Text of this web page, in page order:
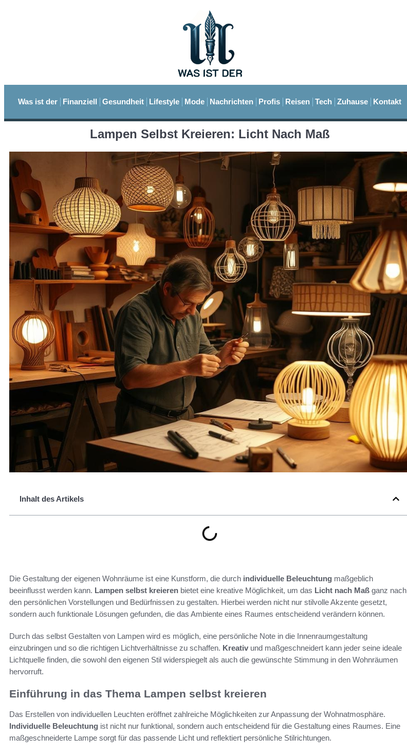
Was ist der Finanziell Gesundheit Lifestyle Mode Nachrichten Profis Reisen Tech Zuhause Kontakt
Lampen Selbst Kreieren: Licht Nach Maß
Inhalt des Artikels
Die Gestaltung der eigenen Wohnräume ist eine Kunstform, die durch individuelle Beleuchtung maßgeblich
beeinflusst werden kann. Lampen selbst kreieren bietet eine kreative Möglichkeit, um das Licht nach Maß ganz nach
den persönlichen Vorstellungen und Bedürfnissen zu gestalten. Hierbei werden nicht nur stilvolle Akzente gesetzt,
sondern auch funktionale Lösungen gefunden, die das Ambiente eines Raumes entscheidend verändern können.
Durch das selbst Gestalten von Lampen wird es möglich, eine persönliche Note in die Innenraumgestaltung
einzubringen und so die richtigen Lichtverhältnisse zu schaffen. Kreativ und maßgeschneidert kann jeder seine ideale
Lichtquelle finden, die sowohl den eigenen Stil widerspiegelt als auch die gewünschte Stimmung in den Wohnräumen
hervorruft.
Einführung in das Thema Lampen selbst kreieren
Das Erstellen von individuellen Leuchten eröffnet zahlreiche Möglichkeiten zur Anpassung der Wohnatmosphäre.
Individuelle Beleuchtung ist nicht nur funktional, sondern auch entscheidend für die Gestaltung eines Raumes. Eine
maßgeschneiderte Lampe sorgt für das passende Licht und reflektiert persönliche Stilrichtungen.